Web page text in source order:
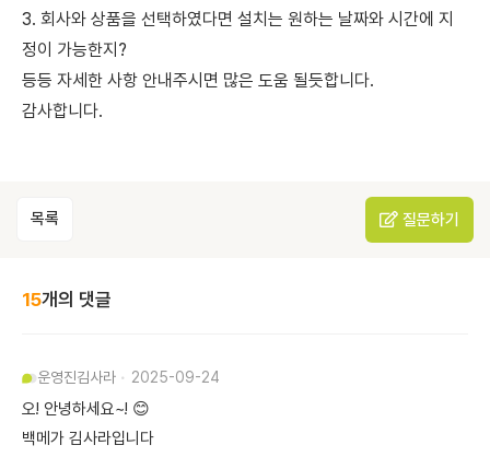
3. 회사와 상품을 선택하였다면 설치는 원하는 날짜와 시간에 지
정이 가능한지?
등등 자세한 사항 안내주시면 많은 도움 될듯합니다.
감사합니다.
목록 질문하기
15개의 댓글
운영진김사라 2025-09-24
오! 안녕하세요~! 😊
백메가 김사라입니다